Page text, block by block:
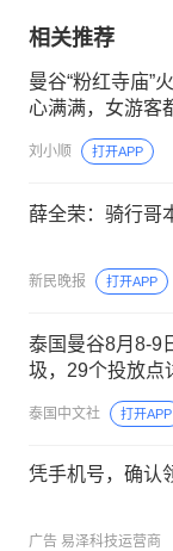
相关推荐
曼谷“粉红寺庙”
心满满，女游客
刘小顺 打开APP
薛全荣：骑行哥
新民晚报 打开APP
泰国曼谷8月8-9
圾，29个投放点
泰国中文社 打开APP
凭手机号，确认
广告 易泽科技运营商